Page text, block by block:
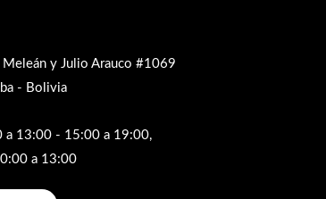
y Julio Arauco #1069
- Bolivia
a 13:00 - 15:00 a 19:00,
a 13:00